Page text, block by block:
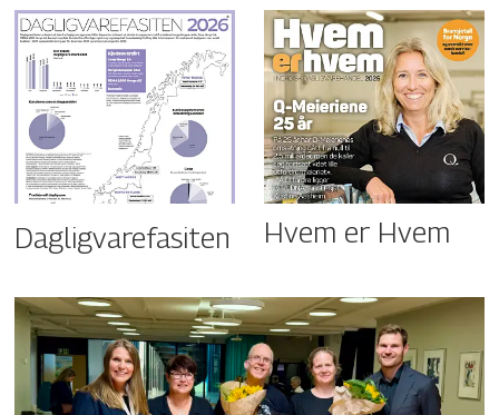
Dagligvarefasiten Hvem er Hvem